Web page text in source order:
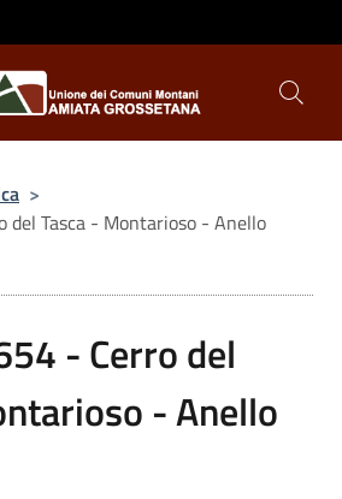
>
del Tasca - Montarioso - Anello
- Cerro del
- Anello